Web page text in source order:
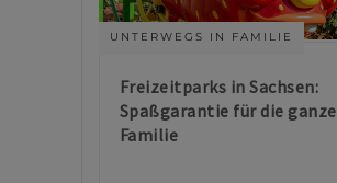
UNTERWEGS IN FAMILIE
Freizeitparks in Sachsen:
Spaßgarantie für die ganze
Familie